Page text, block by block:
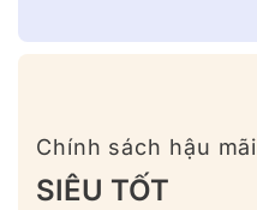
Chính sách hậu mãi
SIÊU TỐT